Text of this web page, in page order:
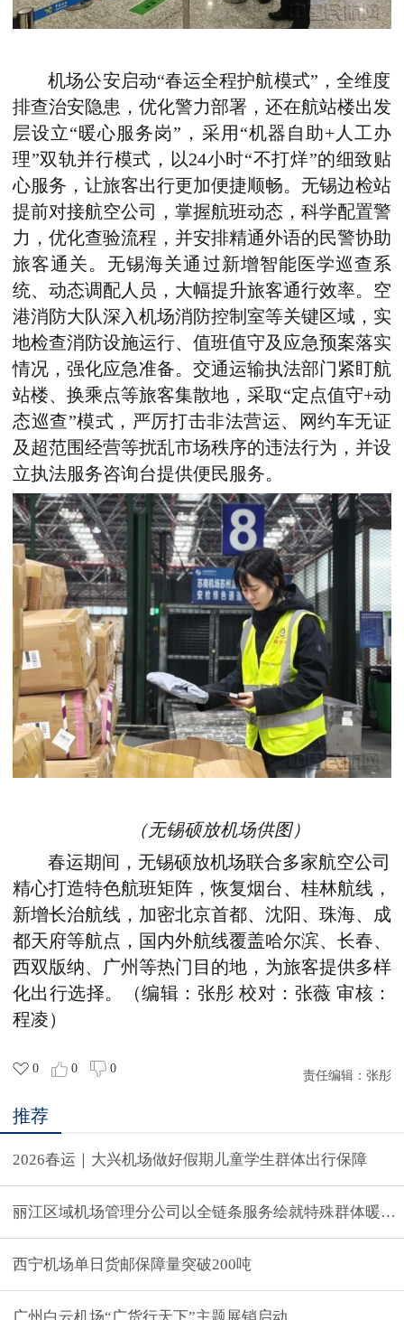
机场公安启动“春运全程护航模式”，全维度
排查治安隐患，优化警力部署， 还在航站楼出发
层设立“暖心服务岗”，采用“机器自助+人工办
理”双轨并行模式，以24小时“不打烊”的细致贴
心服务，让旅客出行更加便捷顺畅。无锡边检站
提前对接航空公司，掌握航班动态，科学配置警
力，优化查验流程，并安排精通外语的民警协助
旅客通关。无锡海关通过新增智能医学巡查系
统、动态调配人员， 大幅提升旅客通行效率。空
港消防大队深入机场消防控制室等关键区域，实
地检查消防设施运行、值班值守及应急预案落实
情况 ， 强化应急准备。交通运输执法部门紧盯航
站楼、换乘点等旅客集散地，采取“定点值守+动
态巡查”模式，严厉打击非法营运、网约车无证
及超范围经营等扰乱市场秩序的违法行为，并设
立执法服务咨询台提供便民服务。
（无锡硕放机场供图）
春运期间，无锡硕放机场联合多家航空公司
精心打造特色航班矩阵，恢复烟台、桂林航线，
新增长治航线，加密北京首都、沈阳、珠海、成
都天府等航点，国内外航线覆盖哈尔滨、长春、
西双版纳、广州等热门目的地，为旅客提供多样
化出行选择。（编辑：张彤 校对：张薇 审核：
程凌）
0 0 0
责任编辑： 张彤
推荐
2026春运｜大兴机场做好假期儿童学生群体出行保障
丽江区域机场管理分公司以全链条服务绘就特殊群体暖心
西宁机场单日货邮保障量突破200吨